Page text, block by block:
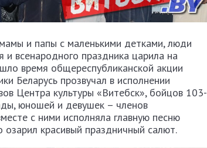
и папы с маленькими детками, люди
всенародного праздника царила на
время общереспубликанской акции
Беларусь прозвучал в исполнении
Центра культуры «Витебск», бойцов 103-
юношей и девушек – членов
с ними исполняла главную песню
красивый праздничный салют.